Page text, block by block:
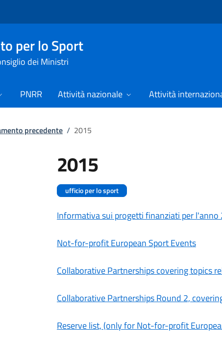
per lo Sport
dei Ministri
PNRR Attività nazionale Attività
precedente / 2015
2015
ufficio per lo sport
Informativa sui progetti finanziati per l'anno
Not-for-profit European Sport Events
Collaborative Partnerships covering topics
Collaborative Partnerships Round 2,
Reserve list, (only for Not-for-profit